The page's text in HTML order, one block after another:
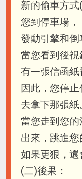
新的偷車方式
您到停車場
發動引擎和倒
當您看到後
有一張信函紙
因此，您停
去拿下那張紙
當您走到您
出來，跳進您
如果更狠，還
(二)後果：